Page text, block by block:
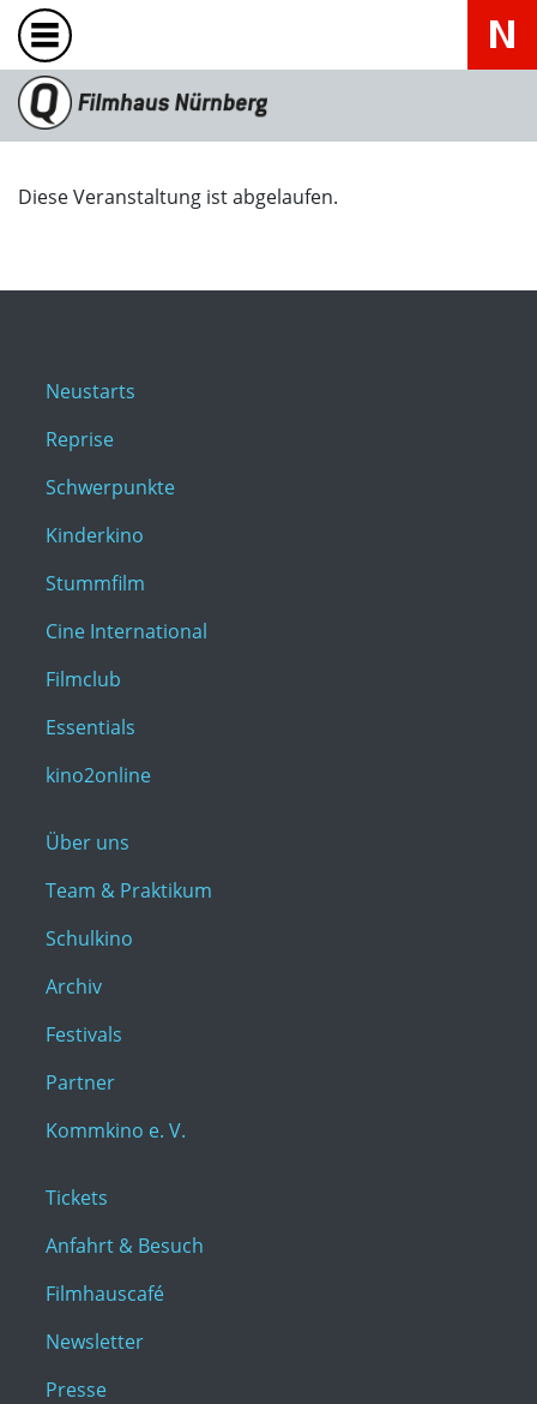
Diese Veranstaltung ist abgelaufen.
Neustarts
Reprise
Schwerpunkte
Kinderkino
Stummfilm
Cine International
Filmclub
Essentials
kino2online
Über uns
Team & Praktikum
Schulkino
Archiv
Festivals
Partner
Kommkino e. V.
Tickets
Anfahrt & Besuch
Filmhauscafé
Newsletter
Presse